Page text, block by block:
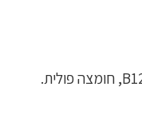
ויטמין E . ויטמין C . ויטמין B6. ויטמין B12, חומצה פולית.